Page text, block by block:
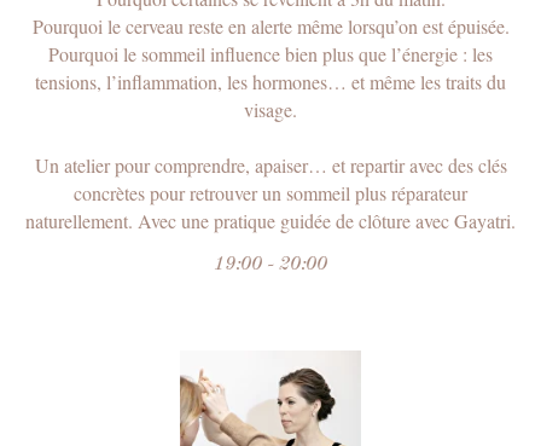
Pourquoi le cerveau reste en alerte même lorsqu’on est épuisée.
Pourquoi le sommeil influence bien plus que l’énergie : les
tensions, l’inflammation, les hormones… et même les traits du
visage.
Un atelier pour comprendre, apaiser… et repartir avec des clés
concrètes pour retrouver un sommeil plus réparateur
naturellement. Avec une pratique guidée de clôture avec Gayatri.
19:00 - 20:00
le programme Facegym
niveau 1.0 et souhaitez
revoir ou reprendre
l'accès à celui-ci,
ou apprendre de
nouveaux exercices
de Masha mais vous ne
savez pas quels exercices
vous conviennent le mieux
et comment les faire
correctement et
de changements